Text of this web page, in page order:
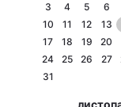
3
4 5 6
10
11 12 13
17
18 19 20
24
25 26 27
31